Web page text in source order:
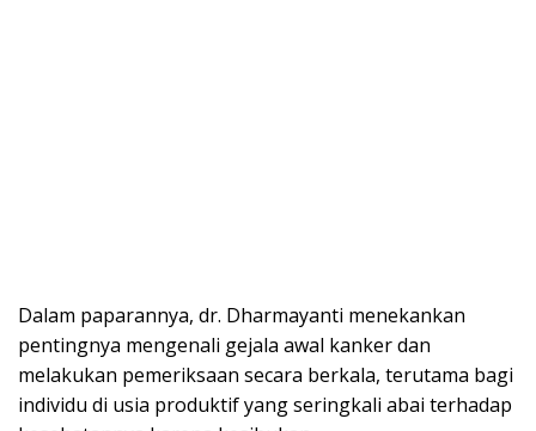
Dalam paparannya, dr. Dharmayanti menekankan
pentingnya mengenali gejala awal kanker dan
melakukan pemeriksaan secara berkala, terutama bagi
individu di usia produktif yang seringkali abai terhadap